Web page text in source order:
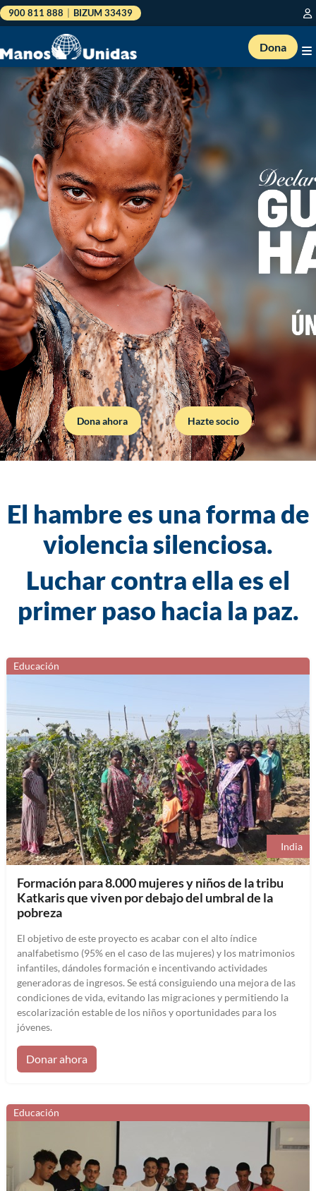
900 811 888 BIZUM 33439
Dona
Dona ahora Hazte socio
El hambre es una forma de
violencia silenciosa.
Luchar contra ella es el
primer paso hacia la paz.
Educación
India
Formación para 8.000 mujeres y niños de la tribu
Katkaris que viven por debajo del umbral de la
pobreza
El objetivo de este proyecto es acabar con el alto índice
analfabetismo (95% en el caso de las mujeres) y los matrimonios
infantiles, dándoles formación e incentivando actividades
generadoras de ingresos. Se está consiguiendo una mejora de las
condiciones de vida, evitando las migraciones y permitiendo la
escolarización estable de los niños y oportunidades para los
jóvenes.
Donar ahora
Educación